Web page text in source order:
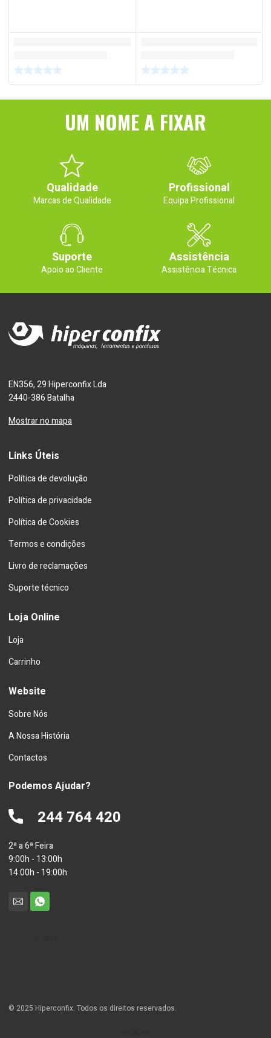
UM NOME A FIXAR
Qualidade
Marcas de Qualidade
Profissional
Equipa Profissional
Suporte
Apoio ao Cliente
Assistência
Assistência Técnica
EN356, 29 Hiperconfix Lda
2440-386 Batalha
Mostrar no mapa
Links Úteis
Política de devolução
Política de privacidade
Política de Cookies
Termos e condições
Livro de reclamações
Suporte técnico
Loja Online
Loja
Carrinho
Website
Sobre Nós
A Nossa História
Contactos
Podemos Ajudar?
244 764 420
2ª a 6ª Feira
9:00h - 13:00h
14:00h - 19:00h
© 2025 Hiperconfix. Todos os direitos reservados.